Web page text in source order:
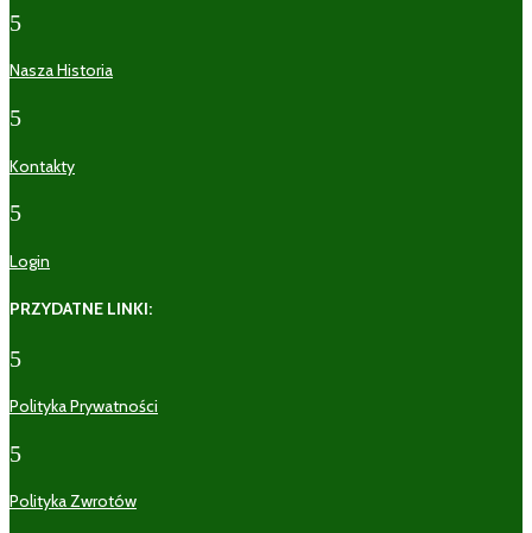
5
Nasza Historia
5
Kontakty
5
Login
PRZYDATNE LINKI:
5
Polityka Prywatności
5
Polityka Zwrotów